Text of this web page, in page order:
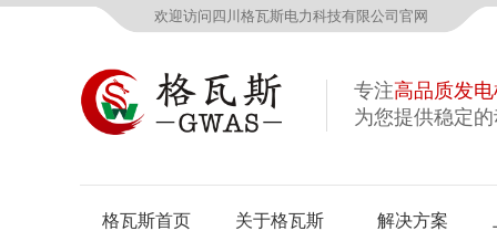
欢迎访问四川格瓦斯电力科技有限公司官网
专注高品质发
为您提供稳定
格瓦斯首页 关于格瓦斯 解决方案